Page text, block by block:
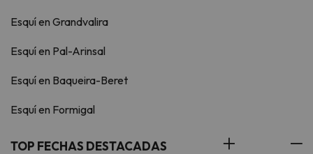
Esquí en Grandvalira
Esquí en Pal-Arinsal
Esquí en Baqueira-Beret
Esquí en Formigal
TOP FECHAS DESTACADAS